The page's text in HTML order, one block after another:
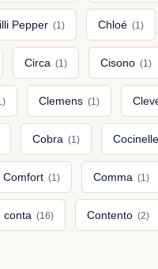
Pepper (1) Chloé (1)
Circa (1) Cisono (1)
Clemens (1)
Cobra (1) Cocinelle
Comfort (1) Comma (1)
conta (16) Contento (2)